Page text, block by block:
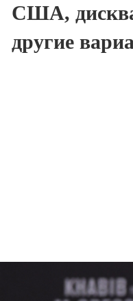
США,
другие